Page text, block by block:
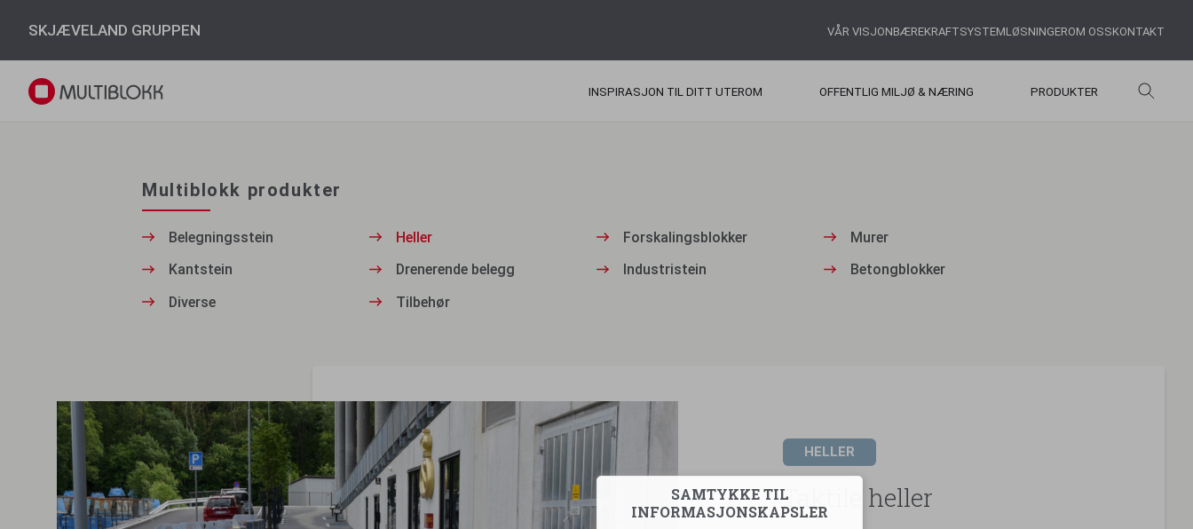
SKJÆVELAND GRUPPEN VÅR VISJONBÆREKRAFTSYSTEMLØSNINGEROM OSSKONTAKT
INSPIRASJON TIL DITT UTEROM OFFENTLIG MILJØ & NÆRING PRODUKTER
Multiblokk produkter
Belegningsstein Heller Forskalingsblokker
Murer
Kantstein
Drenerende belegg Industristein
Betongblokker
Diverse
Tilbehør
HELLER
Taktile heller
SAMTYKKE TIL
INFORMASJONSKAPSLER